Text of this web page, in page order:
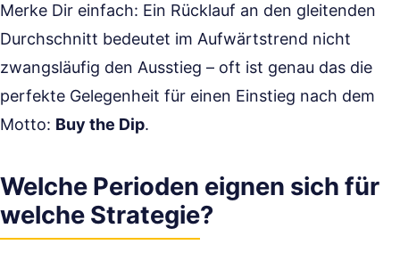
Merke Dir einfach: Ein Rücklauf an den gleitenden
Durchschnitt bedeutet im Aufwärtstrend nicht
zwangsläufig den Ausstieg – oft ist genau das die
perfekte Gelegenheit für einen Einstieg nach dem
Motto: Buy the Dip.
Welche Perioden eignen sich für
welche Strategie?